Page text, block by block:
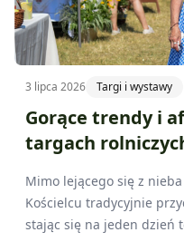
3 lipca 2026 Targi i wystawy
Gorące trendy i
targach
Mimo lejącego się z
Kościelcu tradycyjnie
stając się na jeden dzień